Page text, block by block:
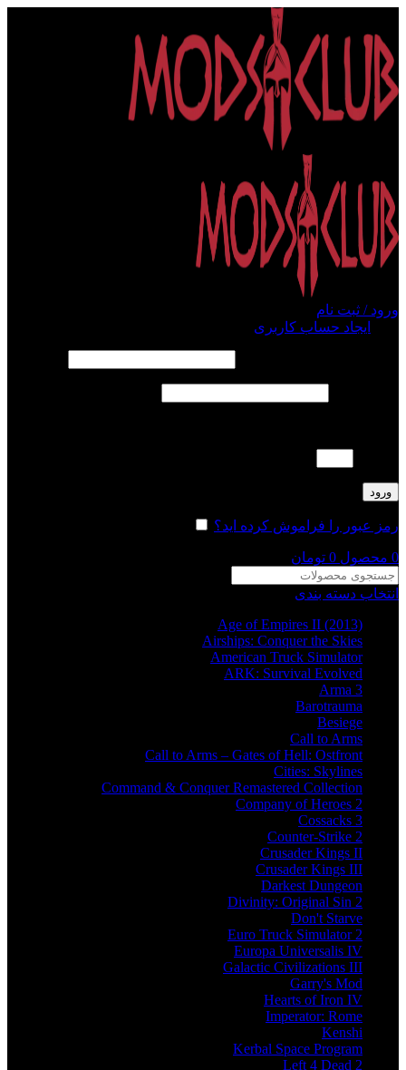
ورود / ثبت نام
ایجاد حساب کاربری
ورود
رمز عبور را فراموش کرده اید؟
0 محصول 0 تومان
انتخاب دسته بندی
Age of Empires II (2013)
Airships: Conquer the Skies
American Truck Simulator
ARK: Survival Evolved
Arma 3
Barotrauma
Besiege
Call to Arms
Call to Arms – Gates of Hell: Ostfront
Cities: Skylines
Command & Conquer Remastered Collection
Company of Heroes 2
Cossacks 3
Counter-Strike 2
Crusader Kings II
Crusader Kings III
Darkest Dungeon
Divinity: Original Sin 2
Don't Starve
Euro Truck Simulator 2
Europa Universalis IV
Galactic Civilizations III
Garry's Mod
Hearts of Iron IV
Imperator: Rome
Kenshi
Kerbal Space Program
Left 4 Dead 2